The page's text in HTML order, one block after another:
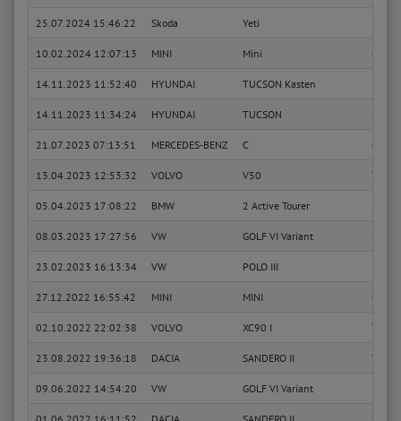
25.07.2024 15:46:22 Skoda Yeti
10.02.2024 12:07:13 MINI Mini One
14.11.2023 11:52:40 HYUNDAI TUCSON Kasten
14.11.2023 11:34:24 HYUNDAI TUCSON
21.07.2023 07:13:51 MERCEDES-BENZ C C
13.04.2023 12:53:32 VOLVO V50 T5
05.04.2023 17:08:22 BMW 2 Active Tourer
08.03.2023 17:27:56 VW GOLF VI Variant
23.02.2023 16:13:34 VW POLO III
27.12.2022 16:55:42 MINI MINI
02.10.2022 22:02:38 VOLVO XC90 I T6
23.08.2022 19:36:18 DACIA SANDERO II TCe
09.06.2022 14:54:20 VW GOLF VI Variant